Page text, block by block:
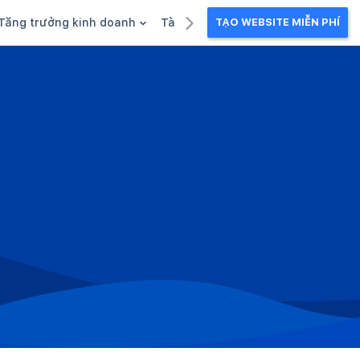
trưởng kinh doanh Tài liệu kinh doanhTẠO WEBSITE MIỄN PHÍ